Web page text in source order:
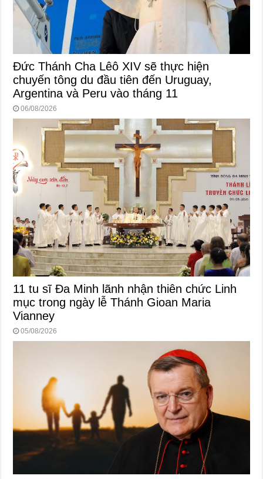
Đức Thánh Cha Lêô XIV sẽ thực hiện
chuyến tông du đầu tiên đến Uruguay,
Argentina và Peru vào tháng 11
06/08/2026
11 tu sĩ Đa Minh lãnh nhận thiên chức Linh
mục trong ngày lễ Thánh Gioan Maria
Vianney
05/08/2026